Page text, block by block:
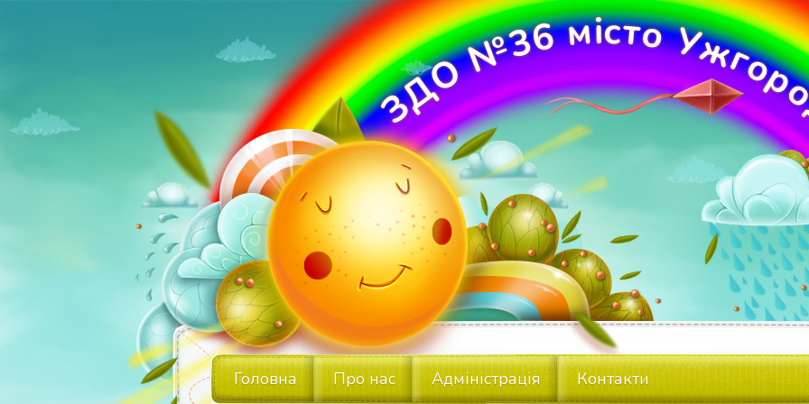
З
ДО№36містоУжго
р
Головна Про нас Адміністрація Контакти